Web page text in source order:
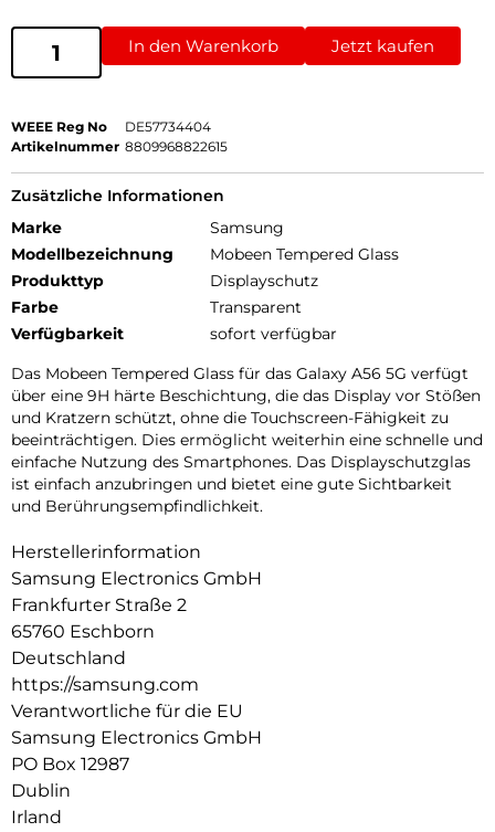
In den Warenkorb Jetzt kaufen
WEEE Reg No
DE57734404
Artikelnummer 8809968822615
Zusätzliche Informationen
Marke
Samsung
Modellbezeichnung
Mobeen Tempered Glass
Produkttyp
Displayschutz
Farbe
Transparent
Verfügbarkeit
sofort verfügbar
Das Mobeen Tempered Glass für das Galaxy A56 5G verfügt
über eine 9H härte Beschichtung, die das Display vor Stößen
und Kratzern schützt, ohne die Touchscreen-Fähigkeit zu
beeinträchtigen. Dies ermöglicht weiterhin eine schnelle und
einfache Nutzung des Smartphones. Das Displayschutzglas
ist einfach anzubringen und bietet eine gute Sichtbarkeit
und Berührungsempfindlichkeit.
Herstellerinformation
Samsung Electronics GmbH
Frankfurter Straße 2
65760 Eschborn
Deutschland
https://samsung.com
Verantwortliche für die EU
Samsung Electronics GmbH
PO Box 12987
Dublin
Irland